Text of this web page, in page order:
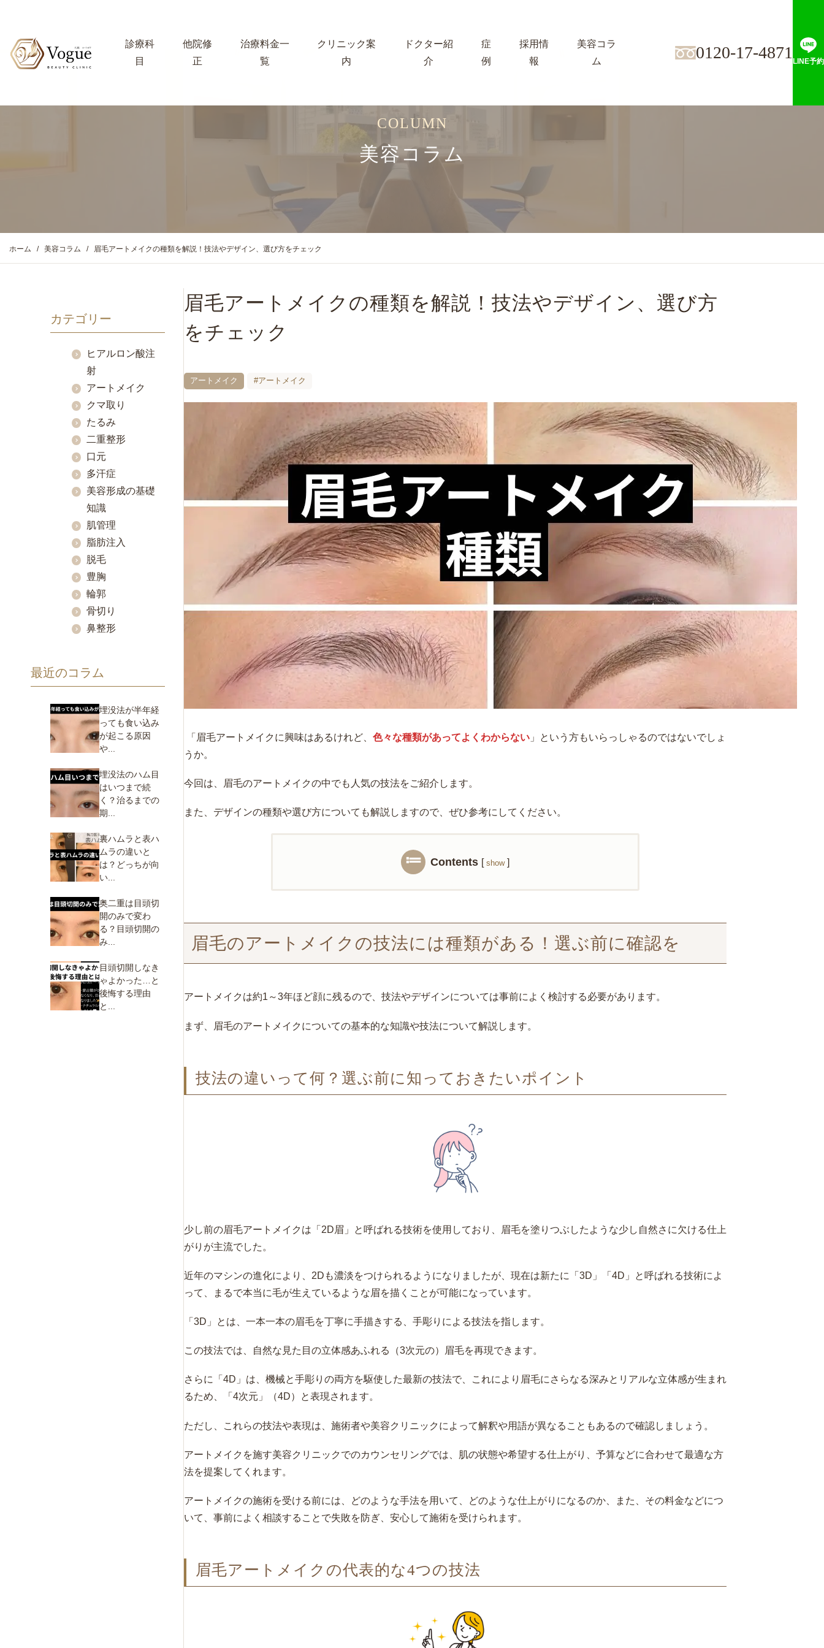
診療科
目
他院修
正
治療料金一
覧
クリニック案
内
ドクター紹
介
症
例
採用情
報
美容コラ
ム
0120-17-4871 LINE予約
COLUMN
美容コラム
ホーム 美容コラム 眉毛アートメイクの種類を解説！技法やデザイン、選び方をチェック
眉毛アートメイクの種類を解説！技法やデザイン、選び方
をチェック
アートメイク #アートメイク
「眉毛アートメイクに興味はあるけれど、 色々な種類があってよくわからない 」という方もいらっしゃるのではないでしょ
うか。
今回は、眉毛のアートメイクの中でも人気の技法をご紹介します。
また、デザインの種類や選び方についても解説しますので、ぜひ参考にしてください。
Contents [ show ]
眉毛のアートメイクの技法には種類がある！選ぶ前に確認を
アートメイクは約1～3年ほど顔に残るので、技法やデザインについては事前によく検討する必要があります。
まず、眉毛のアートメイクについての基本的な知識や技法について解説します。
技法の違いって何？選ぶ前に知っておきたいポイント
少し前の眉毛アートメイクは「2D眉」と呼ばれる技術を使用しており、眉毛を塗りつぶしたような少し自然さに欠ける仕上
がりが主流でした。
近年のマシンの進化により、2Dも濃淡をつけられるようになりましたが、現在は新たに「3D」「4D」と呼ばれる技術によ
って、まるで本当に毛が生えているような眉を描くことが可能になっています。
「3D」とは、一本一本の眉毛を丁寧に手描きする、手彫りによる技法を指します。
この技法では、自然な見た目の立体感あふれる（3次元の）眉毛を再現できます。
さらに「4D」は、機械と手彫りの両方を駆使した最新の技法で、これにより眉毛にさらなる深みとリアルな立体感が生まれ
るため、「4次元」（4D）と表現されます。
ただし、これらの技法や表現は、施術者や美容クリニックによって解釈や用語が異なることもあるので確認しましょう。
アートメイクを施す美容クリニックでのカウンセリングでは、肌の状態や希望する仕上がり、予算などに合わせて最適な方
法を提案してくれます。
アートメイクの施術を受ける前には、どのような手法を用いて、どのような仕上がりになるのか、また、その料金などにつ
いて、事前によく相談することで失敗を防ぎ、安心して施術を受けられます。
眉毛アートメイクの代表的な4つの技法
カテゴリー
ヒアルロン酸注
射
アートメイク
クマ取り
たるみ
二重整形
口元
多汗症
美容形成の基礎
知識
肌管理
脂肪注入
脱毛
豊胸
輪郭
骨切り
鼻整形
最近のコラム
埋没法が半年経
っても食い込み
が起こる原因
や...
埋没法のハム目
はいつまで続
く？治るまでの
期...
裏ハムラと表ハ
ムラの違いと
は？どっちが向
い...
奥二重は目頭切
開のみで変わ
る？目頭切開の
み...
目頭切開しなき
ゃよかった…と
後悔する理由
と...